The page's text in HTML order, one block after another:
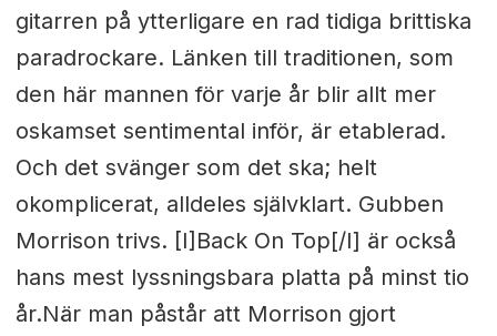
gitarren på ytterligare en rad tidiga brittiska
paradrockare. Länken till traditionen, som
den här mannen för varje år blir allt mer
oskamset sentimental inför, är etablerad.
Och det svänger som det ska; helt
okomplicerat, alldeles självklart. Gubben
Morrison trivs. [I]Back On Top[/I] är också
hans mest lyssningsbara platta på minst tio
år.När man påstår att Morrison gjort